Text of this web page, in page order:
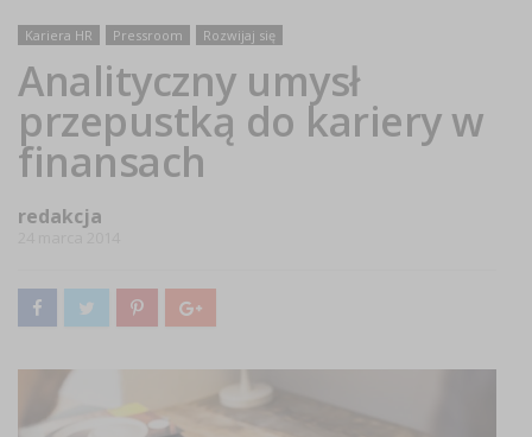
Kariera HR Pressroom Rozwijaj się
Analityczny umysł
przepustką do kariery w
finansach
redakcja